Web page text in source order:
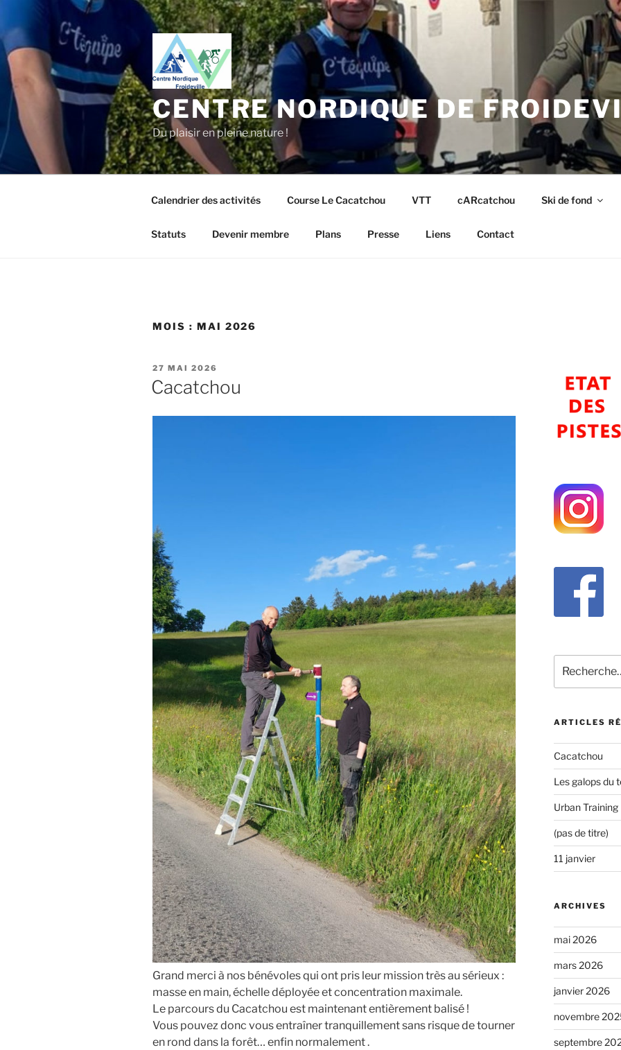
contenu
principal
CENTRE NORDIQUE DE
Du plaisir en pleine nature !
Calendrier des activités Course Le Cacatchou VTT cARcatchou Ski de fond
Statuts Devenir membre Plans Presse Liens Contact
MOIS : MAI 2026
PUBLIÉ
LE
27 MAI 2026
Cacatchou
Grand merci à nos bénévoles qui ont pris leur mission très au sérieux :
masse en main, échelle déployée et concentration maximale.
Le parcours du Cacatchou est maintenant entièrement balisé !
Vous pouvez donc vous entraîner tranquillement sans risque de tourner
en rond dans la forêt… enfin normalement .
pour
:
ARTICLES
Cacatchou
Les galops du
Urban Training
(pas de titre)
11 janvier
ARCHIVES
mai 2026
mars 2026
janvier 2026
novembre
septembre